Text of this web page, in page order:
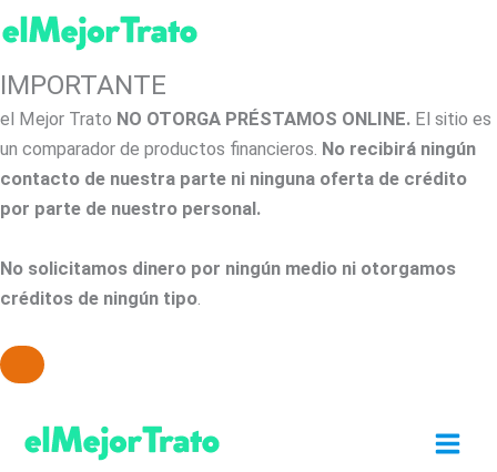
IMPORTANTE
el Mejor Trato NO OTORGA PRÉSTAMOS ONLINE. El sitio es
un comparador de productos financieros. No recibirá ningún
contacto de nuestra parte ni ninguna oferta de crédito
por parte de nuestro personal.
No solicitamos dinero por ningún medio ni otorgamos
créditos de ningún tipo.
contenido